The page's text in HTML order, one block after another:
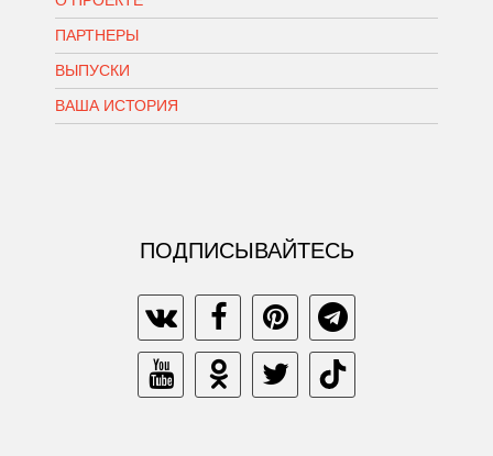
ПАРТНЕРЫ
ВЫПУСКИ
ВАША ИСТОРИЯ
ПОДПИСЫВАЙТЕСЬ